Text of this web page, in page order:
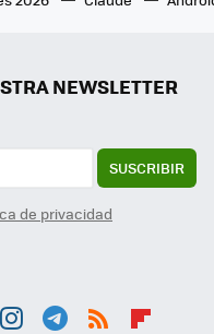
NEWSLETTER
SUSCRIBIR
de privacidad